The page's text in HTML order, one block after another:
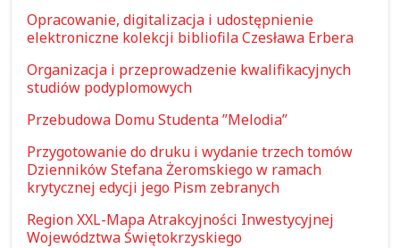
Opracowanie, digitalizacja i udostępnienie
elektroniczne kolekcji bibliofila Czesława Erbera
Organizacja i przeprowadzenie kwalifikacyjnych
studiów podyplomowych
Przebudowa Domu Studenta ”Melodia”
Przygotowanie do druku i wydanie trzech tomów
Dzienników Stefana Żeromskiego w ramach
krytycznej edycji jego Pism zebranych
Region XXL-Mapa Atrakcyjności Inwestycyjnej
Województwa Świętokrzyskiego